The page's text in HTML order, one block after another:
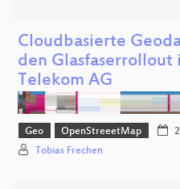
Cloudbasierte
den Glasfaserrollout
Telekom AG
Geo OpenStreeetMap
Tobias Frechen